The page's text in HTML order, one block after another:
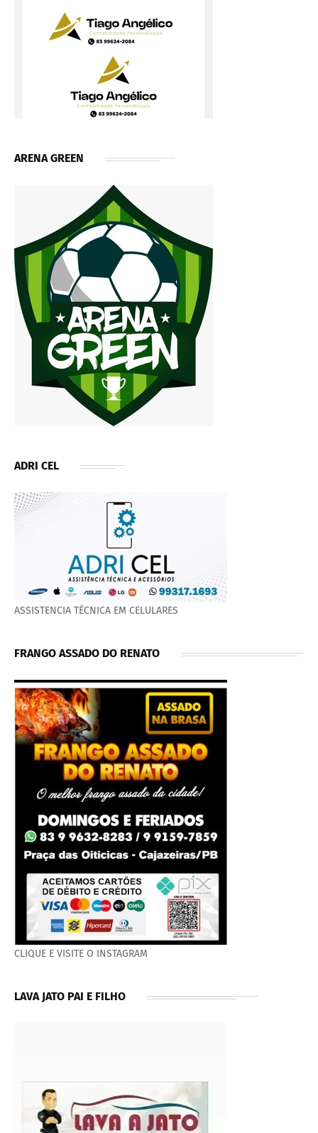
ARENA GREEN
ADRI CEL
ASSISTENCIA TÉCNICA EM CELULARES
FRANGO ASSADO DO RENATO
CLIQUE E VISITE O INSTAGRAM
LAVA JATO PAI E FILHO